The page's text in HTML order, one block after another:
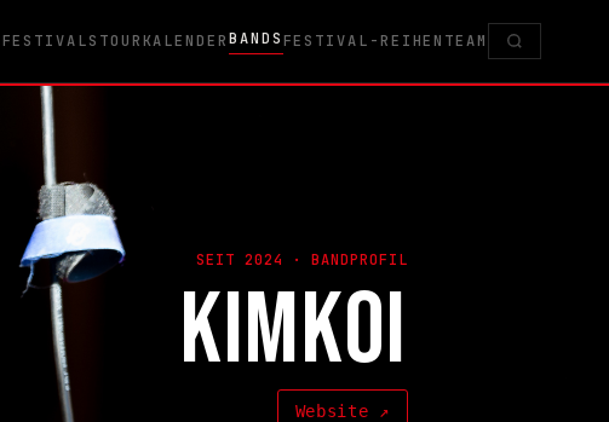
FESTIVALS TOURKALENDERBANDSFESTIVAL-REIHEN TEAM
SEIT 2024 · BANDPROFIL
KIMKOI
Website ↗